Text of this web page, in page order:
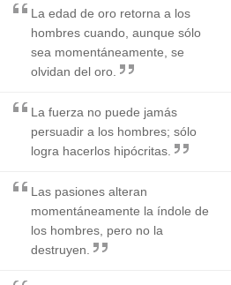
La edad de oro retorna a los
hombres cuando, aunque sólo
sea momentáneamente, se
olvidan del oro.
La fuerza no puede jamás
persuadir a los hombres; sólo
logra hacerlos hipócritas.
Las pasiones alteran
momentáneamente la índole de
los hombres, pero no la
destruyen.